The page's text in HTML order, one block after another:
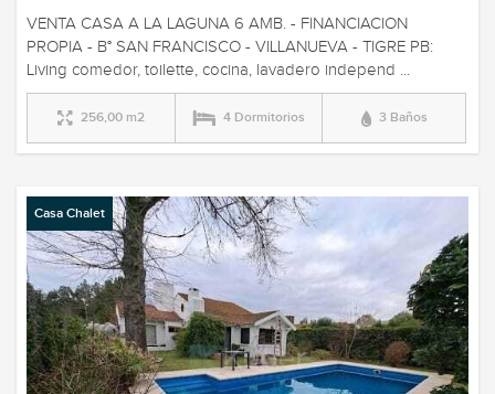
VENTA CASA A LA LAGUNA 6 AMB. - FINANCIACION
PROPIA - B° SAN FRANCISCO - VILLANUEVA - TIGRE PB:
Living comedor, toilette, cocina, lavadero independ ...
256,00 m2 4 Dormitorios 3 Baños
Casa Chalet